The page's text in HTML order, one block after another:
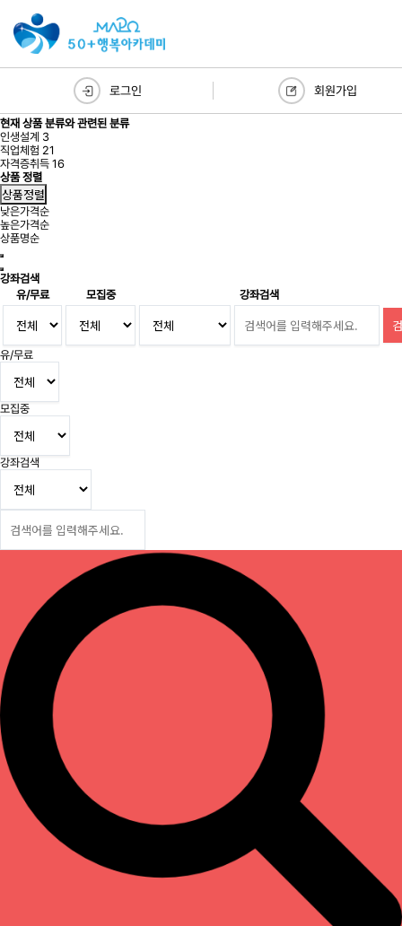
로그인 회원가입
현재 상품 분류와 관련된 분류
인생설계 3
직업체험 21
자격증취득 16
상품 정렬
상품정렬
낮은가격순
높은가격순
상품명순
강좌검색
유/무료
모집중 강좌검색
유/무료
모집중
강좌검색